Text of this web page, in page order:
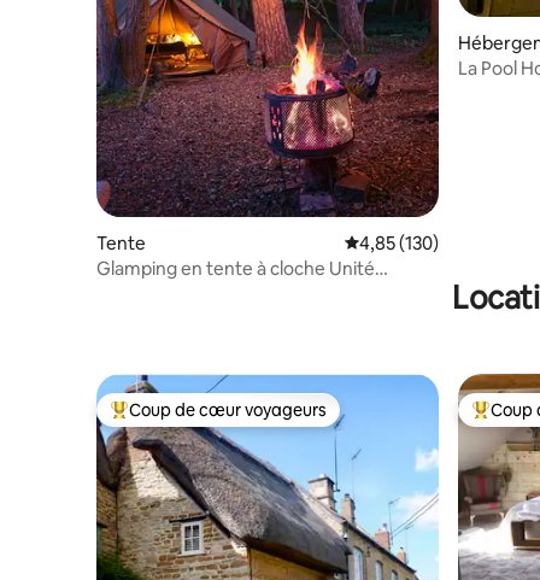
Tente Évaluation moyenne
4,85 (130)
Glamping en tente à cloche Unité
La Pool
Coups de cœur voyageurs les plus appréciés
Coup de cœur voyageurs Coups
Coup